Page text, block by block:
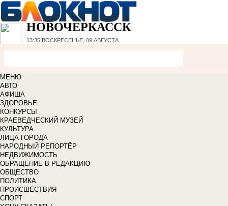
НОВОЧЕРКАССК
13:35 ВОСКРЕСЕНЬЕ, 09 АВГУСТА
МЕНЮ
АВТО
АФИША
ЗДОРОВЬЕ
КОНКУРСЫ
КРАЕВЕДЧЕСКИЙ МУЗЕЙ
КУЛЬТУРА
ЛИЦА ГОРОДА
НАРОДНЫЙ РЕПОРТЁР
НЕДВИЖИМОСТЬ
ОБРАЩЕНИЕ В РЕДАКЦИЮ
ОБЩЕСТВО
ПОЛИТИКА
ПРОИСШЕСТВИЯ
СПОРТ